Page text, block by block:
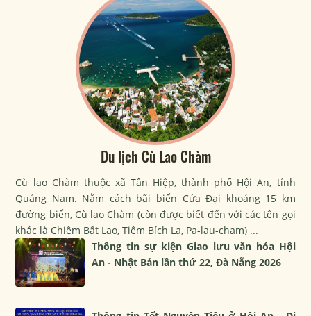
Du lịch Cù Lao Chàm
Cù lao Chàm thuộc xã Tân Hiệp, thành phố Hội An, tỉnh
Quảng Nam. Nằm cách bãi biển Cửa Đại khoảng 15 km
đường biển, Cù lao Chàm (còn được biết đến với các tên gọi
khác là Chiêm Bất Lao, Tiêm Bích La, Pa-lau-cham) ...
Thông tin sự kiện Giao lưu văn hóa Hội
An - Nhật Bản lần thứ 22, Đà Nẵng 2026